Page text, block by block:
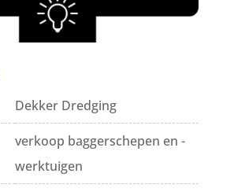
Dekker Dredging
verkoop baggerschepen en -
werktuigen